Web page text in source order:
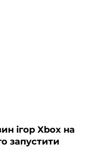
ігор Xbox на
запустити